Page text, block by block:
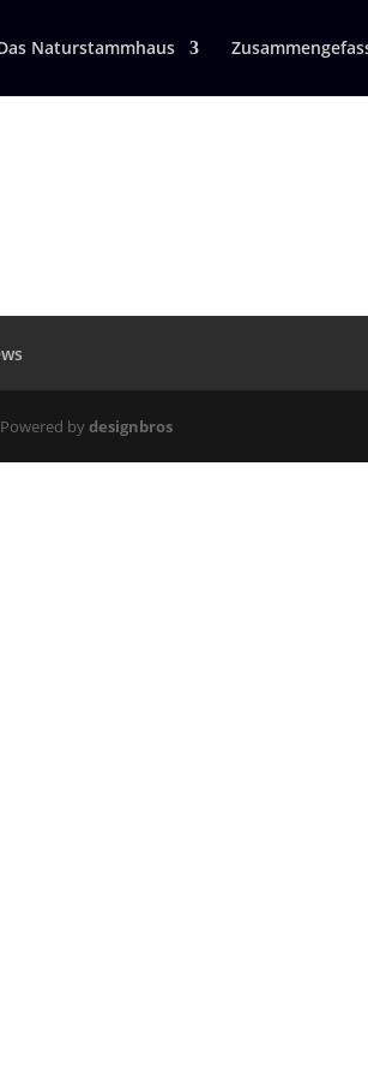
Naturstammhaus
bydesignbros